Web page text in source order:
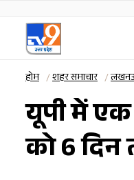
होम शहर समाचार
यूपी में एक
को 6